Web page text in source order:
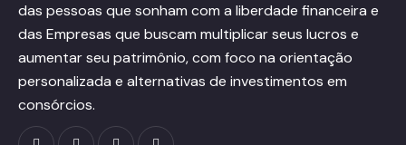
das pessoas que sonham com a liberdade financeira e
das Empresas que buscam multiplicar seus lucros e
aumentar seu patrimônio, com foco na orientação
personalizada e alternativas de investimentos em
consórcios.